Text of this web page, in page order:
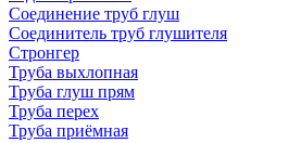
Соединение труб глуш
Соединитель труб глушителя
Стронгер
Труба выхлопная
Труба глуш прям
Труба перех
Труба приёмная